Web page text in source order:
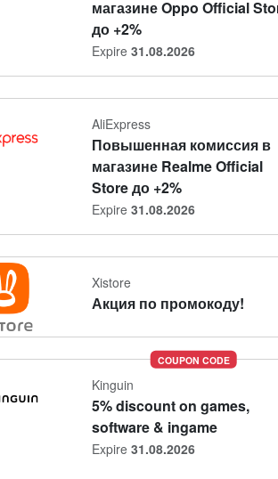
магазине Oppo Official
до +2%
Expire 31.08.2026
AliExpress
Повышенная комиссия в
магазине Realme Official
Store до +2%
Expire 31.08.2026
Xistore
Акция по промокоду!
COUPON CODE
Kinguin
5% discount on games,
software & ingame
Expire 31.08.2026